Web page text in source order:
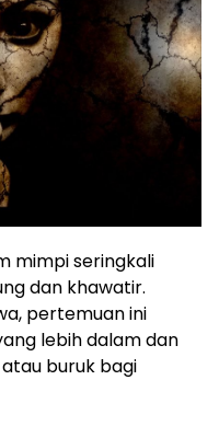
mimpi seringkali
dan khawatir.
pertemuan ini
lebih dalam dan
buruk bagi